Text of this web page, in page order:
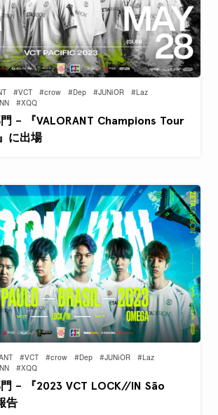
#VCT #crow #Dep #JUNiOR
#Laz
#XQQ
– 『VALORANT Champions Tour
に出場
#VCT #crow #Dep #JUNiOR
#Laz
#XQQ
門 – 『2023 VCT LOCK//IN São
告